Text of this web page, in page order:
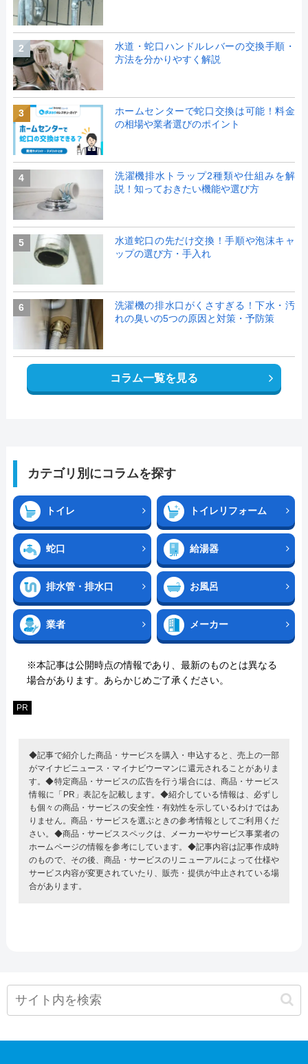
2
水道・蛇口ハンドルレバーの交換手順・
方法を分かりやすく解説
3
ホームセンターで蛇口交換は可能！料金
の相場や業者選びのポイント
4
洗濯機排水トラップ2種類や仕組みを解
説！知っておきたい機能や選び方
5
水道蛇口の先だけ交換！手順や泡沫キャ
ップの選び方・手入れ
6
洗濯機の排水口がくさすぎる！下水・汚
れの臭いの5つの原因と対策・予防策
コラム一覧を見る
カテゴリ別にコラムを探す
トイレ トイレリフォーム
蛇口 給湯器
排水管・排水口 お風呂
業者 メーカー
※本記事は公開時点の情報であり、最新のものとは異なる
場合があります。あらかじめご了承ください。
PR
◆記事で紹介した商品・サービスを購入・申込すると、売上の一部
がマイナビニュース・マイナビウーマンに還元されることがありま
す。◆特定商品・サービスの広告を行う場合には、商品・サービス
情報に「PR」表記を記載します。◆紹介している情報は、必ずし
も個々の商品・サービスの安全性・有効性を示しているわけではあ
りません。商品・サービスを選ぶときの参考情報としてご利用くだ
さい。◆商品・サービススペックは、メーカーやサービス事業者の
ホームページの情報を参考にしています。◆記事内容は記事作成時
のもので、その後、商品・サービスのリニューアルによって仕様や
サービス内容が変更されていたり、販売・提供が中止されている場
合があります。